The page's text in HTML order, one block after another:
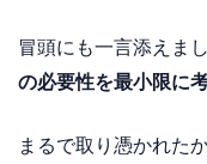
冒頭にも一言添えまし
の必要性を最小限に
まるで取り憑かれた